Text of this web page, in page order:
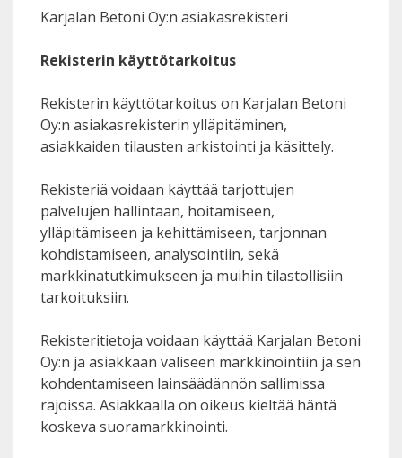
Karjalan Betoni Oy:n asiakasrekisteri
Rekisterin käyttötarkoitus
Rekisterin käyttötarkoitus on Karjalan Betoni
Oy:n asiakasrekisterin ylläpitäminen,
asiakkaiden tilausten arkistointi ja käsittely.
Rekisteriä voidaan käyttää tarjottujen
palvelujen hallintaan, hoitamiseen,
ylläpitämiseen ja kehittämiseen, tarjonnan
kohdistamiseen, analysointiin, sekä
markkinatutkimukseen ja muihin tilastollisiin
tarkoituksiin.
Rekisteritietoja voidaan käyttää Karjalan Betoni
Oy:n ja asiakkaan väliseen markkinointiin ja sen
kohdentamiseen lainsäädännön sallimissa
rajoissa. Asiakkaalla on oikeus kieltää häntä
koskeva suoramarkkinointi.